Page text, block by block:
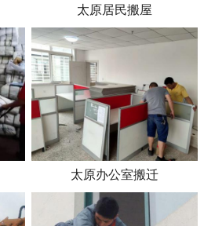
太原居民搬屋
太原办公室搬迁